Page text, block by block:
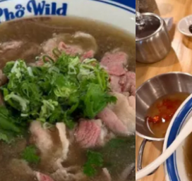
鐵
板
燒！
季
新
開
箱
｜
剝
皮
辣
椒
雞
義